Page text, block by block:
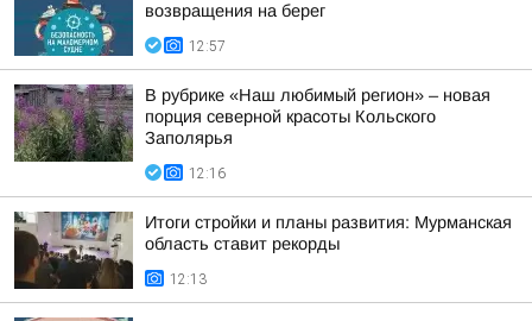
возвращения на берег
12:57
В рубрике «Наш любимый регион» – новая
порция северной красоты Кольского
Заполярья
12:16
Итоги стройки и планы развития: Мурманская
область ставит рекорды
12:13